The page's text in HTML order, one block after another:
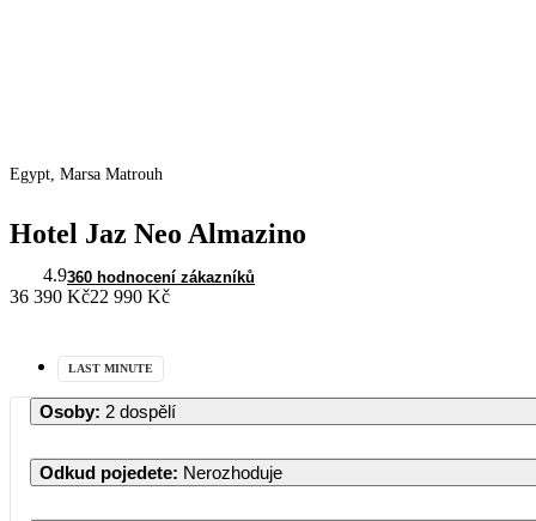
Egypt, Marsa Matrouh
Hotel Jaz Neo Almazino
4.9360 hodnocení zákazníků
36 390 Kč22 990 Kč
LAST MINUTE
Osoby: 2 dospělí
Odkud pojedete: Nerozhoduje